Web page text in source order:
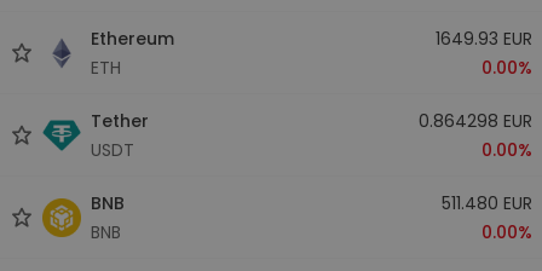
Ethereum
ETH
1649.93 EUR
0.00%
Tether
USDT
0.864298 EUR
0.00%
BNB
BNB
511.480 EUR
0.00%